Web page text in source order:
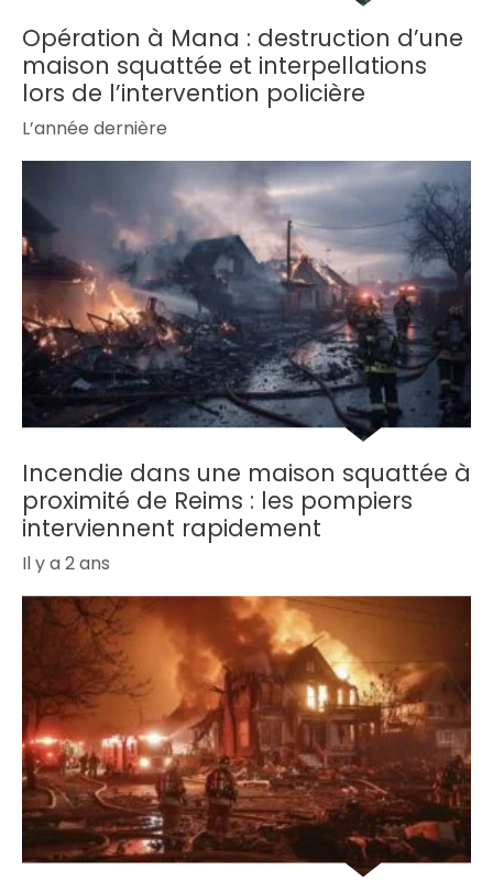
Opération à Mana : destruction d’une
maison squattée et interpellations
lors de l’intervention policière
L’année dernière
Incendie dans une maison squattée à
proximité de Reims : les pompiers
interviennent rapidement
Il y a 2 ans